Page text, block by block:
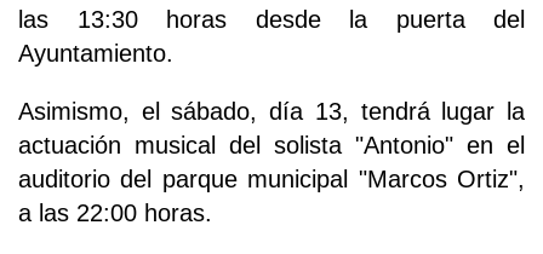
las 13:30 horas desde la puerta del
Ayuntamiento.
Asimismo, el sábado, día 13, tendrá lugar la
actuación musical del solista "Antonio" en el
auditorio del parque municipal "Marcos Ortiz",
a las 22:00 horas.